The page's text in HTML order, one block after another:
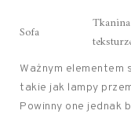
Sofa
Ważnym elementem
takie jak lampy
Powinny one jednak